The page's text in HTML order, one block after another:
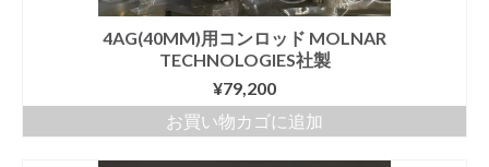
4AG(40MM)用コンロッド MOLNAR
TECHNOLOGIES社製
¥79,200
お買い物カゴに追加